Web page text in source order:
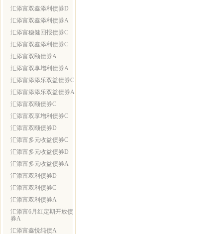
汇添富双鑫添利债券D
汇添富双鑫添利债券A
汇添富稳健回报债券C
汇添富双鑫添利债券C
汇添富双颐债券A
汇添富双享增利债券A
汇添富添添乐双益债券C
汇添富添添乐双益债券A
汇添富双颐债券C
汇添富双享增利债券C
汇添富双颐债券D
汇添富多元收益债券C
汇添富多元收益债券D
汇添富多元收益债券A
汇添富双利债券D
汇添富双利债券C
汇添富双利债券A
汇添富6月红定期开放债
券A
汇添富鑫悦纯债A